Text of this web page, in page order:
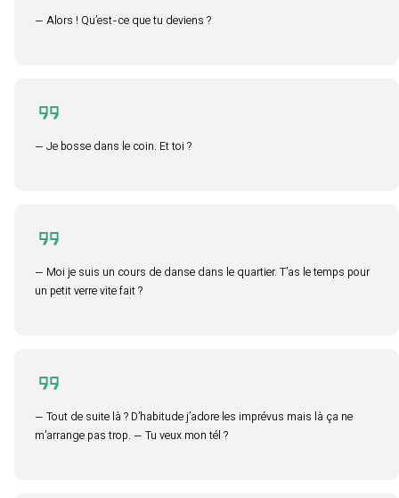
— Alors ! Qu’est-ce que tu deviens ?
— Je bosse dans le coin. Et toi ?
— Moi je suis un cours de danse dans le quartier. T’as le temps pour
un petit verre vite fait ?
— Tout de suite là ? D’habitude j’adore les imprévus mais là ça ne
m’arrange pas trop. — Tu veux mon tél ?